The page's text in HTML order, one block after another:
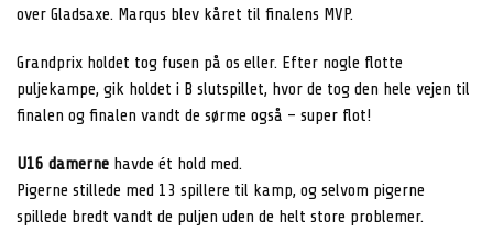
over Gladsaxe. Marqus blev kåret til finalens MVP.
Grandprix holdet tog fusen på os eller. Efter nogle flotte
puljekampe, gik holdet i B slutspillet, hvor de tog den hele vejen til
finalen og finalen vandt de sørme også – super flot!
U16 damerne havde ét hold med.
Pigerne stillede med 13 spillere til kamp, og selvom pigerne
spillede bredt vandt de puljen uden de helt store problemer.